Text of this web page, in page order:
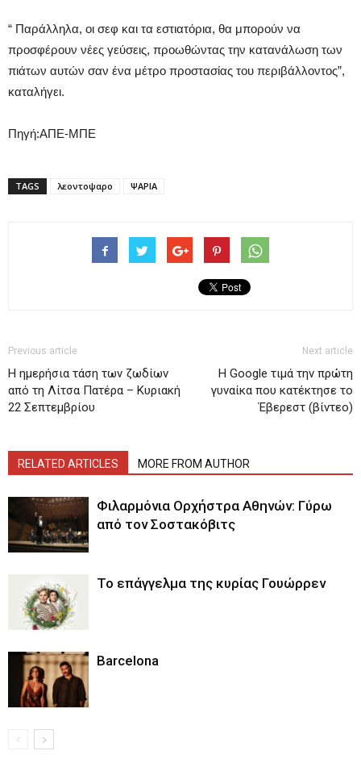
“ Παράλληλα, οι σεφ και τα εστιατόρια, θα μπορούν να
προσφέρουν νέες γεύσεις, προωθώντας την κατανάλωση των
πιάτων αυτών σαν ένα μέτρο προστασίας του περιβάλλοντος”,
καταλήγει.
Πηγή:ΑΠΕ-ΜΠΕ
TAGS λεοντοψαρο ΨΑΡΙΑ
Previous article
H ημερήσια τάση των ζωδίων
από τη Λίτσα Πατέρα – Κυριακή
22 Σεπτεμβρίου
Next article
H Google τιμά την πρώτη
γυναίκα που κατέκτησε το
Έβερεστ (βίντεο)
RELATED ARTICLES MORE FROM AUTHOR
Φιλαρμόνια Ορχήστρα Αθηνών: Γύρω
από τον Σοστακόβιτς
Το επάγγελμα της κυρίας Γουώρρεν
Barcelona